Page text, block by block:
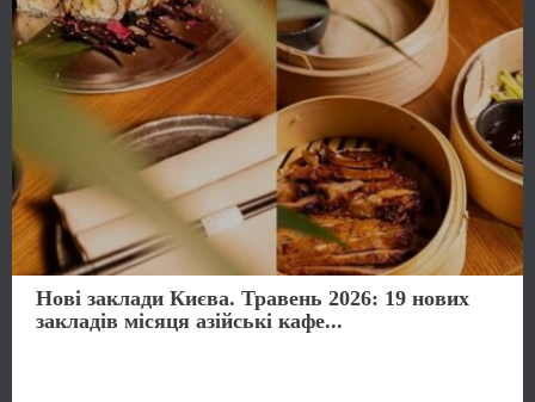
Нові заклади Києва. Травень 2026: 19 нових
закладів місяця азійські кафе...